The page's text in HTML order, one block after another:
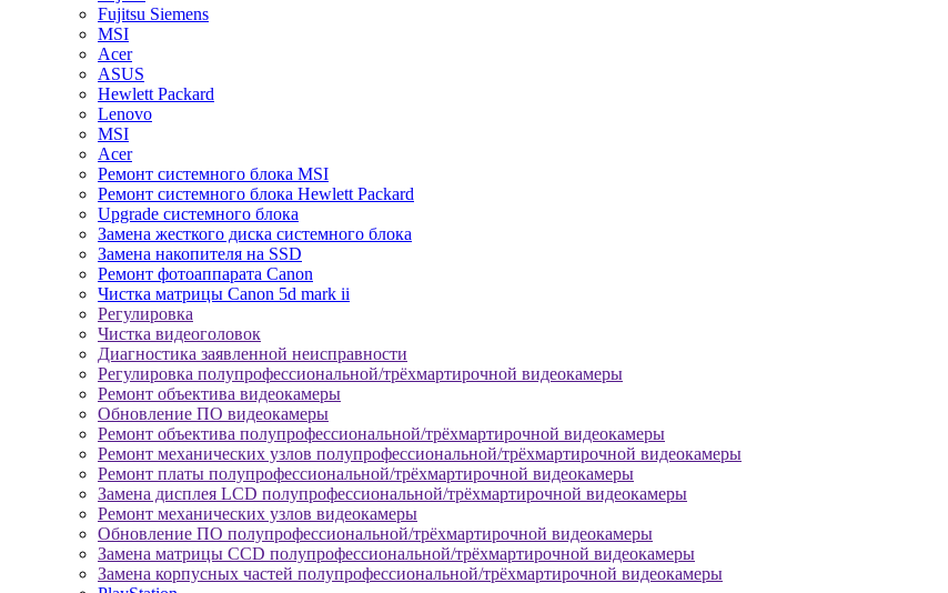
Fujitsu Siemens
MSI
Acer
ASUS
Hewlett Packard
Lenovo
MSI
Acer
Ремонт системного блока MSI
Ремонт системного блока Hewlett Packard
Upgrade системного блока
Замена жесткого диска системного блока
Замена накопителя на SSD
Ремонт фотоаппарата Canon
Чистка матрицы Canon 5d mark ii
Регулировка
Чистка видеоголовок
Диагностика заявленной неисправности
Регулировка полупрофессиональной/трёхмартирочной видеокамеры
Ремонт объектива видеокамеры
Обновление ПО видеокамеры
Ремонт объектива полупрофессиональной/трёхмартирочной видеокамеры
Ремонт механических узлов полупрофессиональной/трёхмартирочной видеокамеры
Ремонт платы полупрофессиональной/трёхмартирочной видеокамеры
Замена дисплея LCD полупрофессиональной/трёхмартирочной видеокамеры
Ремонт механических узлов видеокамеры
Обновление ПО полупрофессиональной/трёхмартирочной видеокамеры
Замена матрицы CCD полупрофессиональной/трёхмартирочной видеокамеры
Замена корпусных частей полупрофессиональной/трёхмартирочной видеокамеры